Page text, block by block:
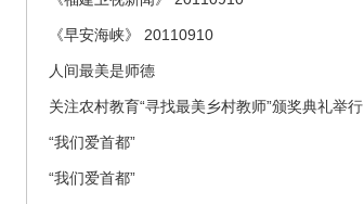
《早安海峡》 20110910
人间最美是师德
关注农村教育“寻找最美乡村教师”颁奖典礼举行
“我们爱首都”
“我们爱首都”